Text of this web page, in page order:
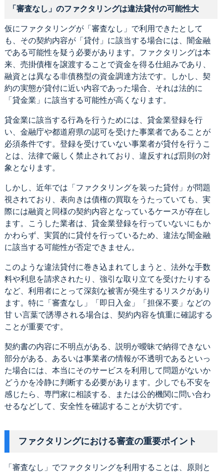
「審査なし」のファクタリングは違法貸付の可能性大
仮にファクタリングが「審査なし」で利用できたとして
も、その契約内容が「貸付」に該当する場合には、闇金融
である可能性を疑う必要があります。ファクタリングは本
来、売掛債権を譲渡することで資金を得る仕組みであり、
融資とは異なる非債務型の資金調達方法です。しかし、契
約の実態が貸付に近い内容であった場合、それは法的に
「貸金業」に該当する可能性が高くなります。
貸金業に該当する行為を行うためには、貸金業登録を行
い、金融庁や都道府県の認可を受けた事業者であることが
必須条件です。登録を受けていない事業者が貸付を行うこ
とは、法律で厳しく禁止されており、違反すれば罰則の対
象となります。
しかし、近年では「ファクタリングを装った貸付」が問題
視されており、表向きは債権の買取をうたっていても、実
際には融資と同様の契約内容となっているケースが存在し
ます。こうした業者は、貸金業登録を行っていないにもか
かわらず、実質的に貸付を行っているため、違法な闇金融
に該当する可能性が否定できません。
このような違法貸付に巻き込まれてしまうと、法外な手数
料や利息を請求されたり、強引な取り立てを受けたりする
など、利用者にとって深刻な被害が発生するリスクがあり
ます。特に「審査なし」「即日入金」「担保不要」などの
甘 い言葉で誘導される場合は、契約内容を慎重に確認する
ことが重要です。
契約書の内容に不明点がある、説明が曖昧で納得できない
部分がある、あるいは事業者の情報が不透明であるといっ
た場合には、本当にそのサービスを利用して問題がないか
どうかを冷静に判断する必要があります。少しでも不安を
感じたら、専門家に相談する、または公的機関に問い合わ
せるなどして、安全性を確認することが大切です。
ファクタリングにおける審査の重要ポイント
「審査なし」でファクタリングを利用することは、原則と